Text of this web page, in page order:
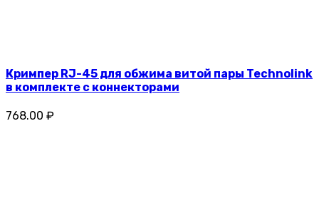
Кримпер RJ-45 для обжима витой пары Technolink
в комплекте с коннекторами
768.00 ₽